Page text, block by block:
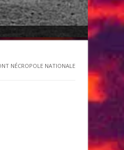
NÉCROPOLE NATIONALE